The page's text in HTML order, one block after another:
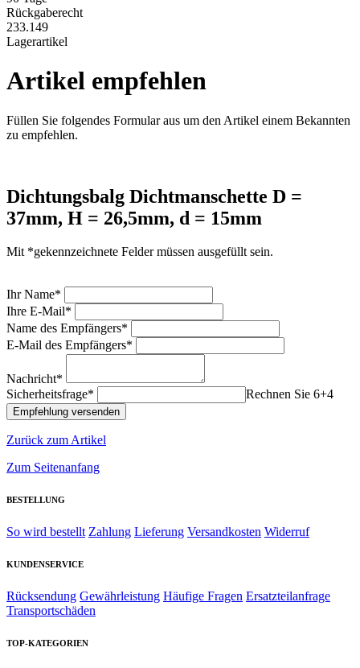
Rückgaberecht
233.149
Lagerartikel
Artikel empfehlen
Füllen Sie folgendes Formular aus um den Artikel einem Bekannten
zu empfehlen.
Dichtungsbalg Dichtmanschette D =
37mm, H = 26,5mm, d = 15mm
Mit *gekennzeichnete Felder müssen ausgefüllt sein.
Ihr Name*
Ihre E-Mail*
Name des Empfängers*
E-Mail des Empfängers*
Nachricht*
Sicherheitsfrage*
Rechnen Sie 6+4
Zurück zum Artikel
Zum Seitenanfang
BESTELLUNG
So wird bestellt Zahlung Lieferung Versandkosten Widerruf
KUNDENSERVICE
Rücksendung Gewährleistung Häufige Fragen Ersatzteilanfrage
Transportschäden
TOP-KATEGORIEN